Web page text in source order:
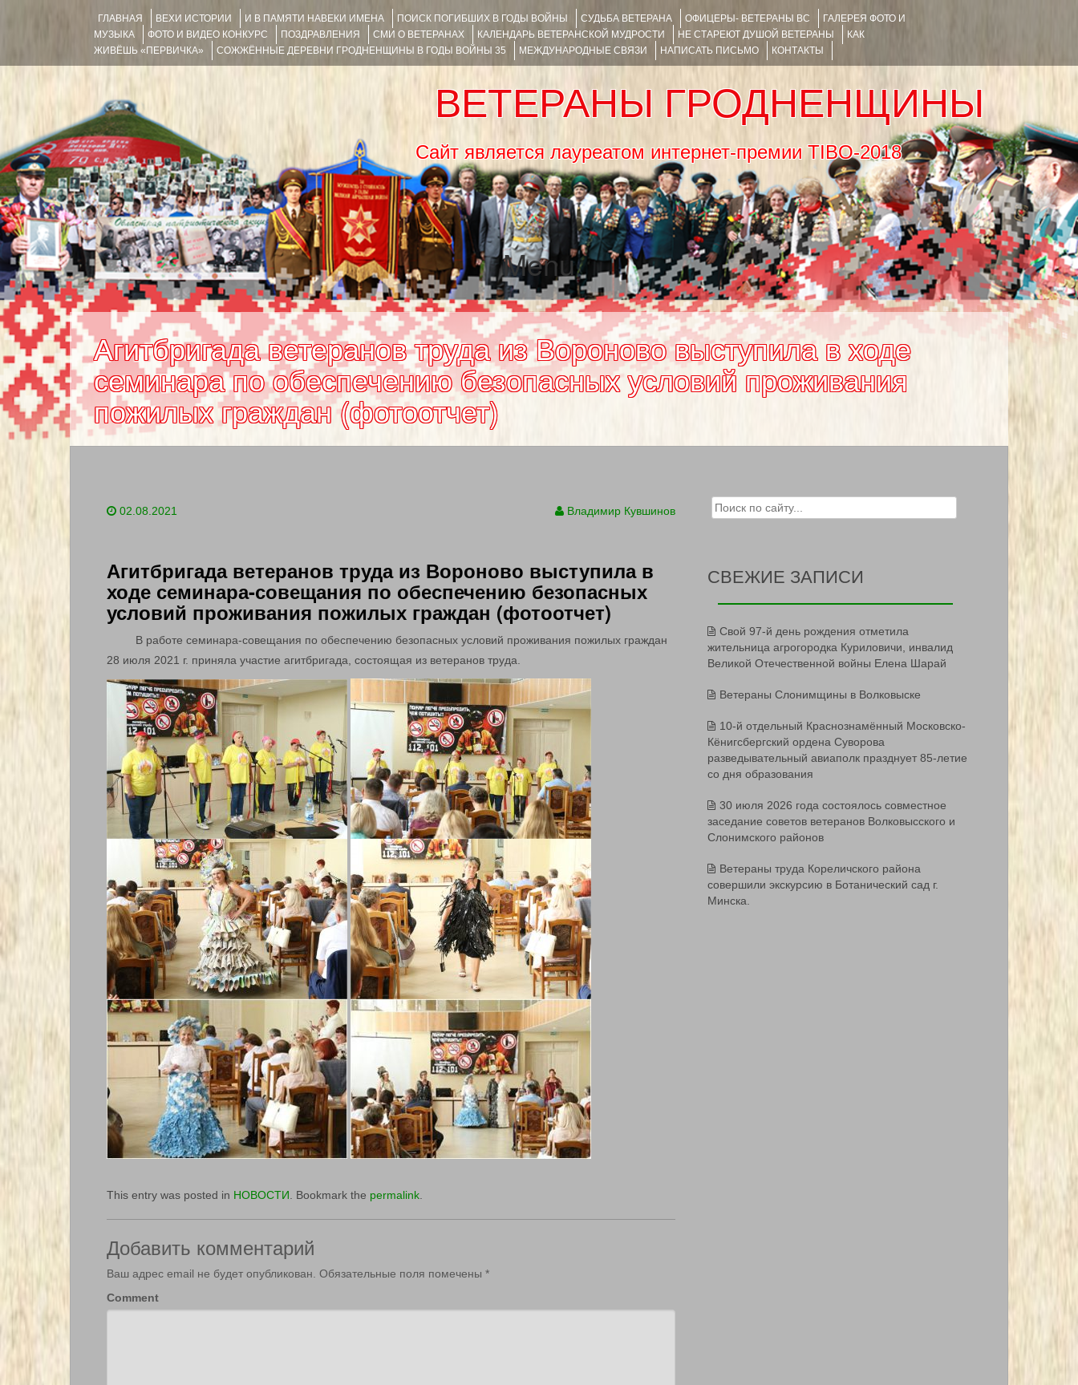
ГЛАВНАЯ ВЕХИ ИСТОРИИ И В ПАМЯТИ НАВЕКИ ИМЕНА ПОИСК ПОГИБШИХ В ГОДЫ ВОЙНЫ СУДЬБА ВЕТЕРАНА ОФИЦЕРЫ- ВЕТЕРАНЫ ВС
ГАЛЕРЕЯ ФОТО И
МУЗЫКА
ФОТО И ВИДЕО КОНКУРС ПОЗДРАВЛЕНИЯ СМИ О ВЕТЕРАНАХ КАЛЕНДАРЬ ВЕТЕРАНСКОЙ МУДРОСТИ НЕ СТАРЕЮТ ДУШОЙ ВЕТЕРАНЫ
КАК
ЖИВЁШЬ «ПЕРВИЧКА»
СОЖЖЁННЫЕ ДЕРЕВНИ ГРОДНЕНЩИНЫ В ГОДЫ ВОЙНЫ 35 МЕЖДУНАРОДНЫЕ СВЯЗИ НАПИСАТЬ ПИСЬМО КОНТАКТЫ
ВЕТЕРАНЫ ГРОДНЕНЩИНЫ
Сайт является лауреатом интернет-премии TIBO-2018
Menu
SKIP TO CONTENT
Агитбригада ветеранов труда из Вороново выступила в ходе
семинара по обеспечению безопасных условий проживания
пожилых граждан (фотоотчет)
02.08.2021 Владимир Кувшинов
Агитбригада ветеранов труда из Вороново выступила в
ходе семинара-совещания по обеспечению безопасных
условий проживания пожилых граждан (фотоотчет)
В работе семинара-совещания по обеспечению безопасных условий проживания пожилых граждан
28 июля 2021 г. приняла участие агитбригада, состоящая из ветеранов труда.
This entry was posted in НОВОСТИ . Bookmark the permalink
Добавить комментарий
Ваш адрес email не будет опубликован. Обязательные поля помечены *
Comment
Search for:
СВЕЖИЕ ЗАПИСИ
Свой 97-й день рождения отметила
жительница агрогородка Куриловичи, инвалид
Великой Отечественной войны Елена Шарай
Ветераны Слонимщины в Волковыске
10-й отдельный Краснознамённый Московско-
Кёнигсбергский ордена Суворова
разведывательный авиаполк празднует 85-летие
со дня образования
30 июля 2026 года состоялось совместное
заседание советов ветеранов Волковысского и
Слонимского районов
Ветераны труда Кореличского района
совершили экскурсию в Ботанический сад г.
Минска.